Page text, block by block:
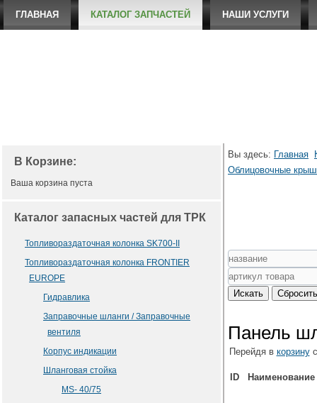
ГЛАВНАЯ КАТАЛОГ ЗАПЧАСТЕЙ НАШИ УСЛУГИ
В Корзине:
Ваша корзина пуста
Каталог запасных частей для ТРК
Топливораздаточная колонка SK700-II
Топливораздаточная колонка FRONTIER
EUROPE
Гидравлика
Заправочные шланги / Заправочные
вентиля
Корпус индикации
Шланговая стойка
MS- 40/75
Вы здесь: Главная
Облицовочные
Панель
Перейдя в корзинус
ID Наименование